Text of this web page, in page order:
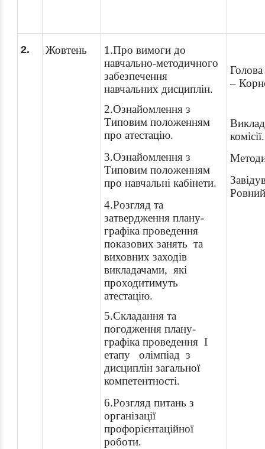
2. Жовтень
1.Про вимоги до
навчально-методичного
забезпечення
навчальних дисциплін.
2.Ознайомлення з
Типовим положенням
про атестацію.
3.Ознайомлення з
Типовим положенням
про навчальні кабінети.
4.Розгляд та
затвердження плану-
графіка проведення
показових занять та
виховних заходів
викладачами, які
проходитимуть
атестацію.
5.Складання та
погодження плану-
графіка проведення I
етапу олімпіад з
дисциплін загальної
компетентності.
6.Розгляд питань з
організації
профорієнтаційної
роботи.
Голова
–
комісії.